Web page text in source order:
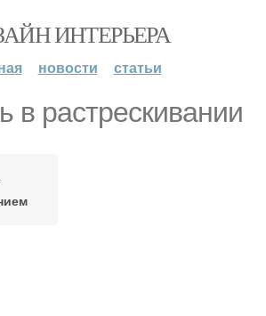
ИНТЕРЬЕРА
новости статьи
в растрескивании